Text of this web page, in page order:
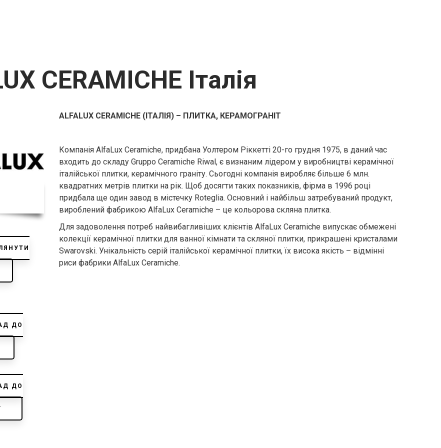
CERAMICHE Італія
ALFALUX CERAMICHE (ІТАЛІЯ) – ПЛИТКА, КЕРАМОГРАНІТ
Компанія AlfaLux Ceramiche, придбана Уолтером Ріккетті 20-го грудня 1975, в даний час
входить до складу Gruppo Ceramiche Riwal, є визнаним лідером у виробництві керамічної
італійської плитки, керамічного граніту. Сьогодні компанія виробляє більше 6 млн.
квадратних метрів плитки на рік. Щоб досягти таких показників, фірма в 1996 році
придбала ще один завод в містечку Roteglia. Основний і найбільш затребуваний продукт,
вироблений фабрикою AlfaLux Ceramiche – це кольорова скляна плитка.
Для задоволення потреб найвибагливіших клієнтів AlfaLux Ceramiche випускає обмежені
колекції керамічної плитки для ванної кімнати та скляної плитки, прикрашені кристалами
Swarovski. Унікальність серій італійської керамічної плитки, їх висока якість – відмінні
риси фабрики AlfaLux Ceramiche.
ДО
ДО